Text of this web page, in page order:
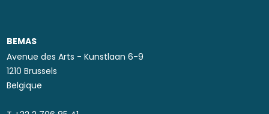
BEMAS
Avenue des Arts - Kunstlaan 6-9
1210 Brussels
Belgique